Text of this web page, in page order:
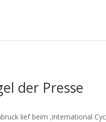
der Presse
lief beim ‚International